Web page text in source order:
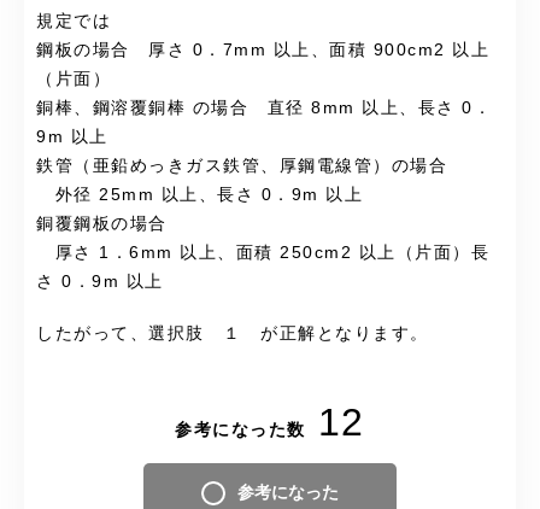
規定では
鋼板の場合 厚さ 0．7mm 以上、面積 900cm2 以上
（片面）
銅棒、鋼溶覆銅棒 の場合 直径 8mm 以上、長さ 0．
9m 以上
鉄管（亜鉛めっきガス鉄管、厚鋼電線管）の場合
外径 25mm 以上、長さ 0．9m 以上
銅覆鋼板の場合
厚さ 1．6mm 以上、面積 250cm2 以上（片面）長
さ 0．9m 以上
したがって、選択肢 １ が正解となります。
参考になった数 12
参考になった